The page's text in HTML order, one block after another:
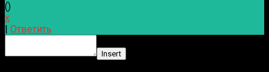
()
x
Ответить
Insert